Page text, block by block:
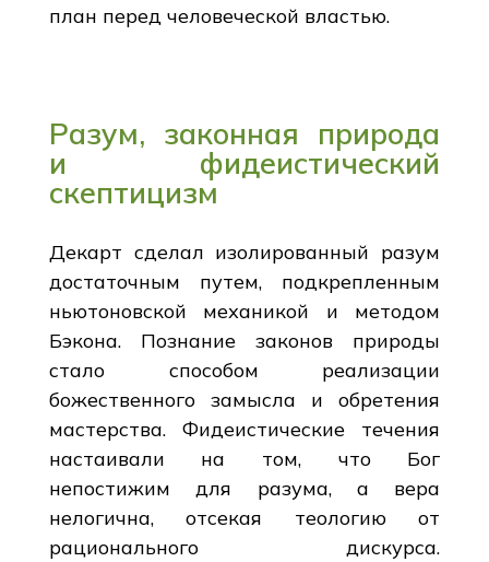
план перед человеческой властью.
Разум, законная природа
и фидеистический
скептицизм
Декарт сделал изолированный разум
достаточным путем, подкрепленным
ньютоновской механикой и методом
Бэкона. Познание законов природы
стало способом реализации
божественного замысла и обретения
мастерства. Фидеистические течения
настаивали на том, что Бог
непостижим для разума, а вера
нелогична, отсекая теологию от
рационального дискурса.